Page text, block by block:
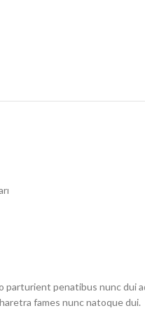
parturient penatibus nunc
fames nunc natoque dui.